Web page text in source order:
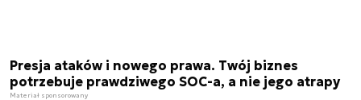
Presja ataków i nowego prawa. Twój biznes
potrzebuje prawdziwego SOC-a, a nie jego atrapy
Materiał sponsorowany